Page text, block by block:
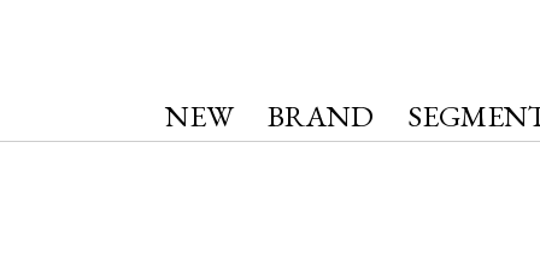
NEW BRAND